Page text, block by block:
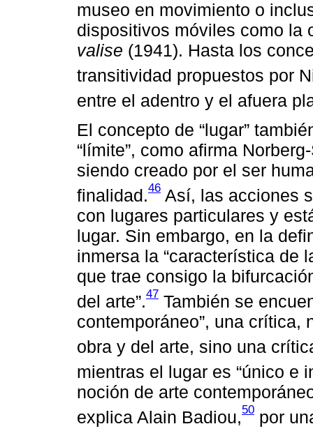
museo en movimiento o
dispositivos móviles como la
valise (1941). Hasta los
transitividad propuestos por
entre el adentro y el afuera
El concepto de “lugar”
“límite”, como afirma
siendo creado por el ser
finalidad.46 Así, las acciones
con lugares particulares y
lugar. Sin embargo, en la
inmersa la “característica de
que trae consigo la
del arte”.47 También se
contemporáneo”, una
obra y del arte, sino una
mientras el lugar es “único e
noción de arte
explica Alain Badiou,50 por